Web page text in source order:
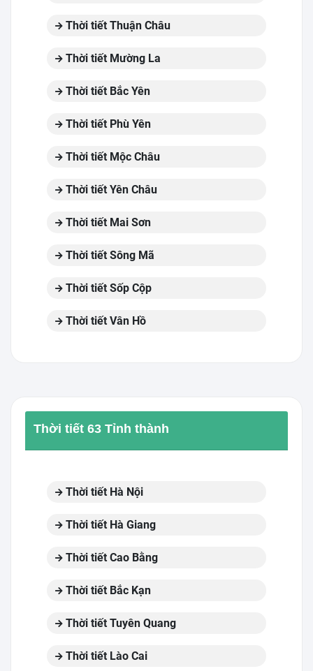
Thời tiết Thuận Châu
Thời tiết Mường La
Thời tiết Bắc Yên
Thời tiết Phù Yên
Thời tiết Mộc Châu
Thời tiết Yên Châu
Thời tiết Mai Sơn
Thời tiết Sông Mã
Thời tiết Sốp Cộp
Thời tiết Vân Hồ
Thời tiết 63 Tỉnh thành
Thời tiết Hà Nội
Thời tiết Hà Giang
Thời tiết Cao Bằng
Thời tiết Bắc Kạn
Thời tiết Tuyên Quang
Thời tiết Lào Cai